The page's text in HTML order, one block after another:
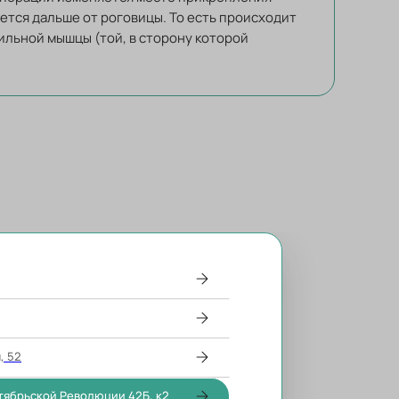
дальше от роговицы. То есть происходит
мышцы (той, в сторону которой
52
Революции 42Б, к2